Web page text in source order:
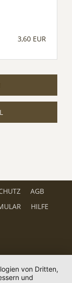
3,60 EUR
AGB
HILFE
von Dritten,
und